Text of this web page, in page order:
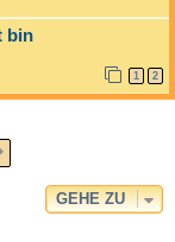
bin
1 2
GEHE ZU